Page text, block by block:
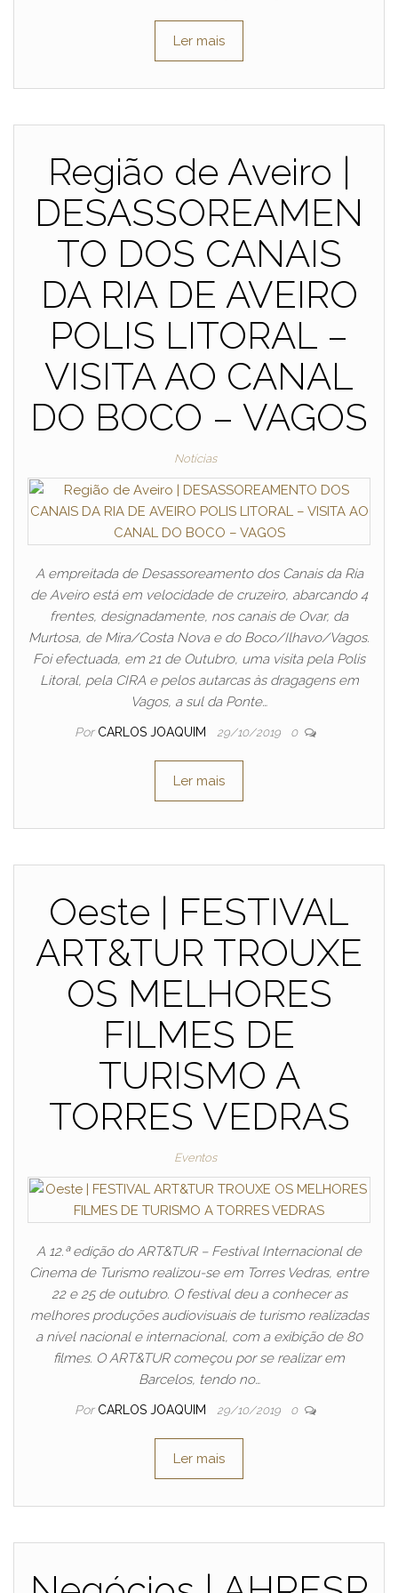
Ler mais
Região de Aveiro |
DESASSOREAMEN
TO DOS CANAIS
DA RIA DE AVEIRO
POLIS LITORAL –
VISITA AO CANAL
DO BOCO – VAGOS
Notícias
A empreitada de Desassoreamento dos Canais da Ria
de Aveiro está em velocidade de cruzeiro, abarcando 4
frentes, designadamente, nos canais de Ovar, da
Murtosa, de Mira/Costa Nova e do Boco/Ilhavo/Vagos.
Foi efectuada, em 21 de Outubro, uma visita pela Polis
Litoral, pela CIRA e pelos autarcas às dragagens em
Vagos, a sul da Ponte…
Por CARLOS JOAQUIM 29/10/2019 0
Ler mais
Oeste | FESTIVAL
ART&TUR TROUXE
OS MELHORES
FILMES DE
TURISMO A
TORRES VEDRAS
Eventos
A 12.ª edição do ART&TUR – Festival Internacional de
Cinema de Turismo realizou-se em Torres Vedras, entre
22 e 25 de outubro. O festival deu a conhecer as
melhores produções audiovisuais de turismo realizadas
a nível nacional e internacional, com a exibição de 80
filmes. O ART&TUR começou por se realizar em
Barcelos, tendo no…
Por CARLOS JOAQUIM 29/10/2019 0
Ler mais